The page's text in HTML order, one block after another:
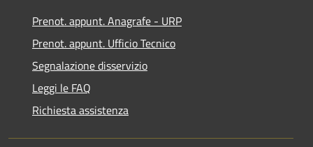
Prenot. appunt. Anagrafe - URP
Prenot. appunt. Ufficio Tecnico
Segnalazione disservizio
Leggi le FAQ
Richiesta assistenza